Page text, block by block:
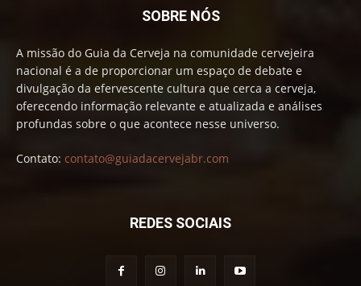
SOBRE NÓS
A missão do Guia da Cerveja na comunidade cervejeira
nacional é a de proporcionar um espaço de debate e
divulgação da efervescente cultura que cerca a cerveja,
oferecendo informação relevante e atualizada e análises
profundas sobre o que acontece nesse universo.
Contato: contato@guiadacervejabr.com
REDES SOCIAIS